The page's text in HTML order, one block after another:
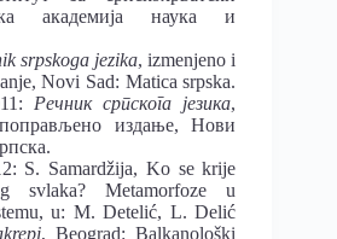
академија наука и
srpskoga jezika, izmenjeno i
Novi Sad: Matica srpska.
Речник српскога језика,
издање, Нови
S. Samardžija, Ko se krije
svlaka? Metamorfoze u
u: M. Detelić, L. Delić
, Beograd: Balkanološki